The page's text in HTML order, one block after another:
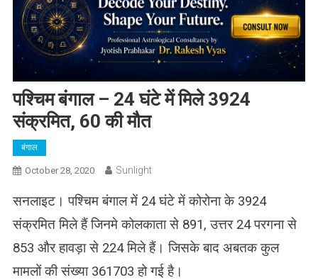
पश्चिम बंगाल – 24 घंटे में मिले 3924
संक्रमित, 60 की मौत
बंगाल
October 28, 2020 Sunlight
सनलाइट। पश्चिम बंगाल में 24 घंटे में कोरोना के 3924
संक्रमित मिले हैं जिनमे कोलकाता से 891, उत्तर 24 परगना से
853 और हावड़ा से 224 मिले हैं। जिसके बाद अबतक कुल
मामलों की संख्या 361703 हो गई है।